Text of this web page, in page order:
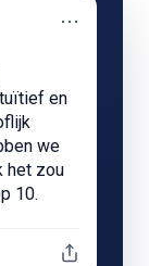
⋯
en
we
het zou
10.